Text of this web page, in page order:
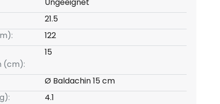
21.5
122
(cm):
15
Ø Baldachin 15 cm
4.1